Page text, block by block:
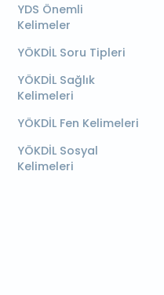
YDS Önemli
Kelimeler
YÖKDİL Soru Tipleri
YÖKDİL Sağlık
Kelimeleri
YÖKDİL Fen Kelimeleri
YÖKDİL Sosyal
Kelimeleri